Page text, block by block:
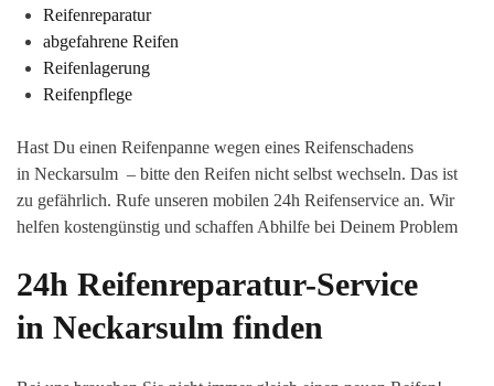
Reifenreparatur
abgefahrene Reifen
Reifenlagerung
Reifenpflege
Hast Du einen Reifenpanne wegen eines Reifenschadens
in Neckarsulm – bitte den Reifen nicht selbst wechseln. Das ist
zu gefährlich. Rufe unseren mobilen 24h Reifenservice an. Wir
helfen kostengünstig und schaffen Abhilfe bei Deinem Problem
24h Reifenreparatur-Service
in Neckarsulm finden